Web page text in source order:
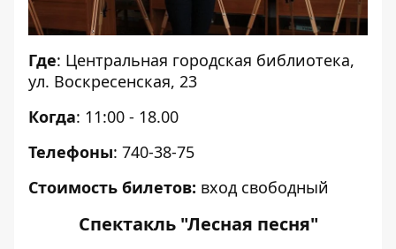
Где: Центральная городская библиотека,
ул. Воскресенская, 23
Когда: 11:00 - 18.00
Телефоны: 740-38-75
Стоимость билетов: вход свободный
Спектакль "Лесная песня"